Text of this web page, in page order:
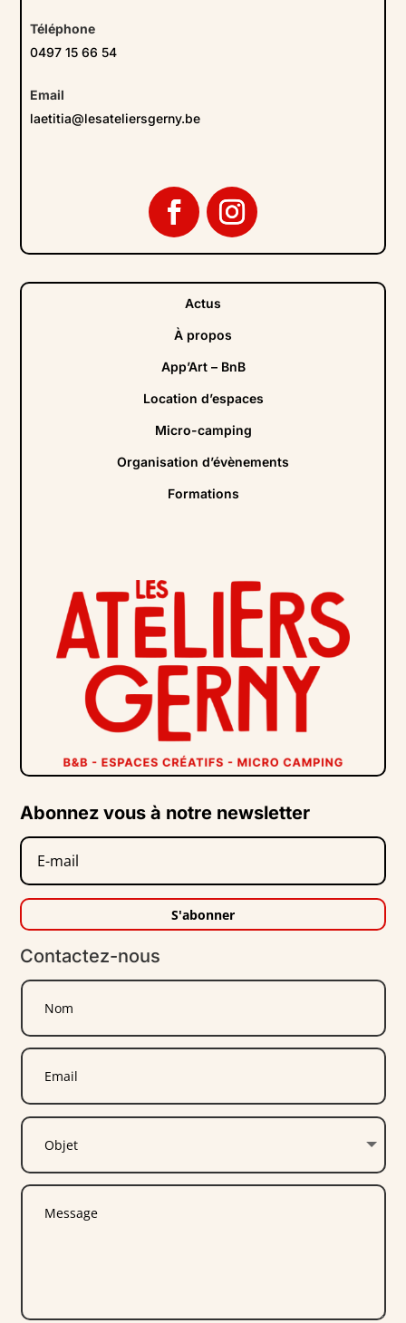
Téléphone
0497 15 66 54
Email
laetitia@lesateliersgerny.be
Actus
À propos
App’Art – BnB
Location d’espaces
Micro-camping
Organisation d’évènements
Formations
Abonnez vous à notre newsletter
S'abonner
Contactez-nous